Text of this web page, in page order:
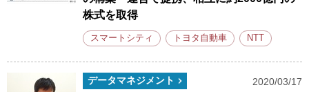
株式を取得
スマートシティ トヨタ自動車 NTT
データマネジメント 2020/03/17